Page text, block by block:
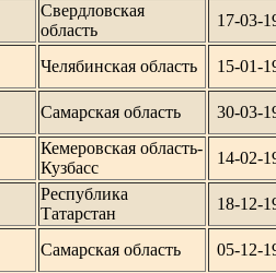
Свердловская
область
17-03-
Челябинская область 15-01-
Самарская область 30-03-
Кемеровская область-
Кузбасс
14-02-
Республика
Татарстан
18-12-
Самарская область 05-12-